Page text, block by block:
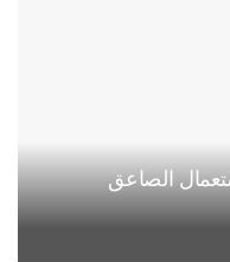
الصاعق